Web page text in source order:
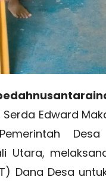
Edward
Utara,
Dana Desa